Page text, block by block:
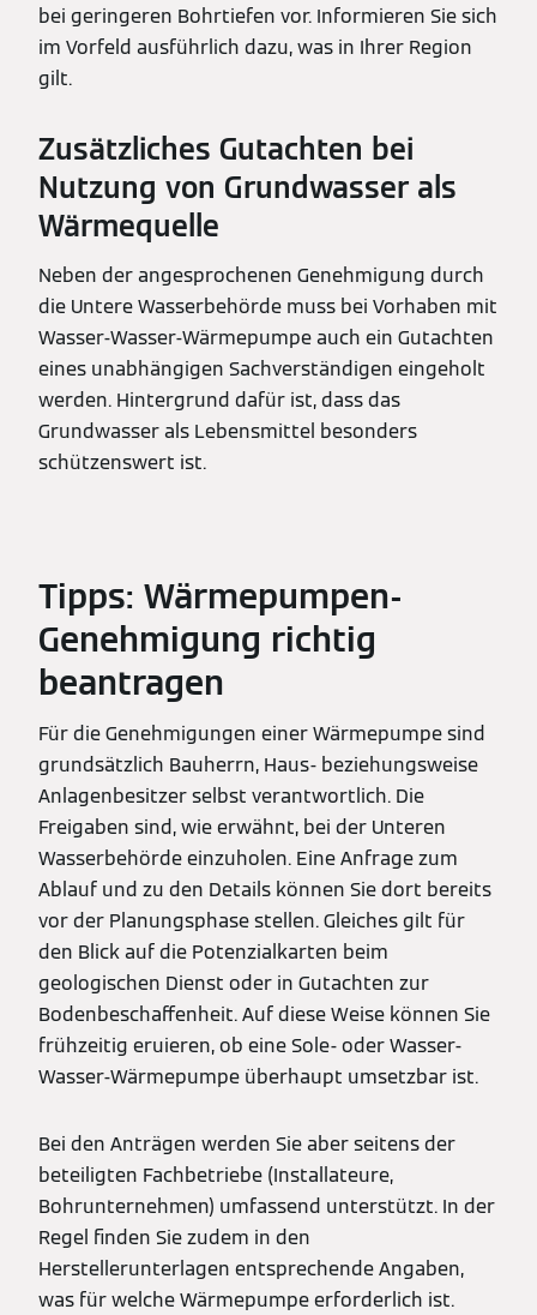
bei geringeren Bohrtiefen vor. Informieren Sie sich
im Vorfeld ausführlich dazu, was in Ihrer Region
gilt.
Zusätzliches Gutachten bei
Nutzung von Grundwasser als
Wärmequelle
Neben der angesprochenen Genehmigung durch
die Untere Wasserbehörde muss bei Vorhaben mit
Wasser-Wasser-Wärmepumpe auch ein Gutachten
eines unabhängigen Sachverständigen eingeholt
werden. Hintergrund dafür ist, dass das
Grundwasser als Lebensmittel besonders
schützenswert ist.
Tipps: Wärmepumpen-
Genehmigung richtig
beantragen
Für die Genehmigungen einer Wärmepumpe sind
grundsätzlich Bauherrn, Haus- beziehungsweise
Anlagenbesitzer selbst verantwortlich. Die
Freigaben sind, wie erwähnt, bei der Unteren
Wasserbehörde einzuholen. Eine Anfrage zum
Ablauf und zu den Details können Sie dort bereits
vor der Planungsphase stellen. Gleiches gilt für
den Blick auf die Potenzialkarten beim
geologischen Dienst oder in Gutachten zur
Bodenbeschaffenheit. Auf diese Weise können Sie
frühzeitig eruieren, ob eine Sole- oder Wasser-
Wasser-Wärmepumpe überhaupt umsetzbar ist.
Bei den Anträgen werden Sie aber seitens der
beteiligten Fachbetriebe (Installateure,
Bohrunternehmen) umfassend unterstützt. In der
Regel finden Sie zudem in den
Herstellerunterlagen entsprechende Angaben,
was für welche Wärmepumpe erforderlich ist.